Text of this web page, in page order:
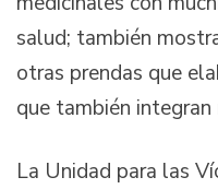
salud; también
otras prendas que
que también integran
La Unidad para las